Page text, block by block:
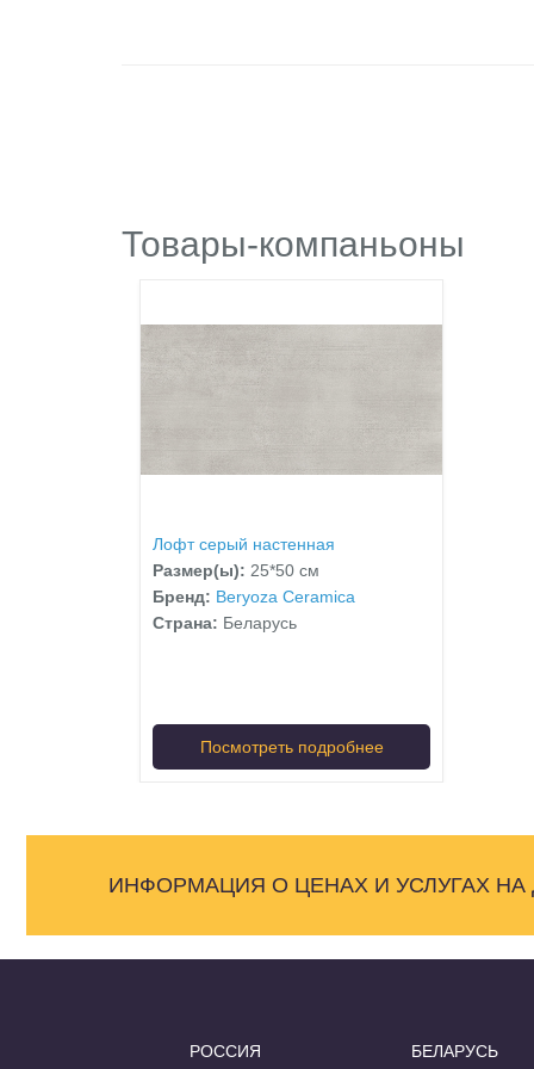
Товары-компаньоны
Лофт серый настенная
Размер(ы): 25*50 см
Бренд: Beryoza Ceramica
Страна: Беларусь
Посмотреть подробнее
ИНФОРМАЦИЯ О ЦЕНАХ И УСЛУГАХ
РОССИЯ БЕЛАРУСЬ